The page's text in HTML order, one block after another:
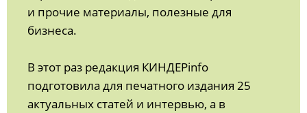
и прочие материалы, полезные для
бизнеса.
В этот раз редакция КИНДЕРinfo
подготовила для печатного издания 25
актуальных статей и интервью, а в